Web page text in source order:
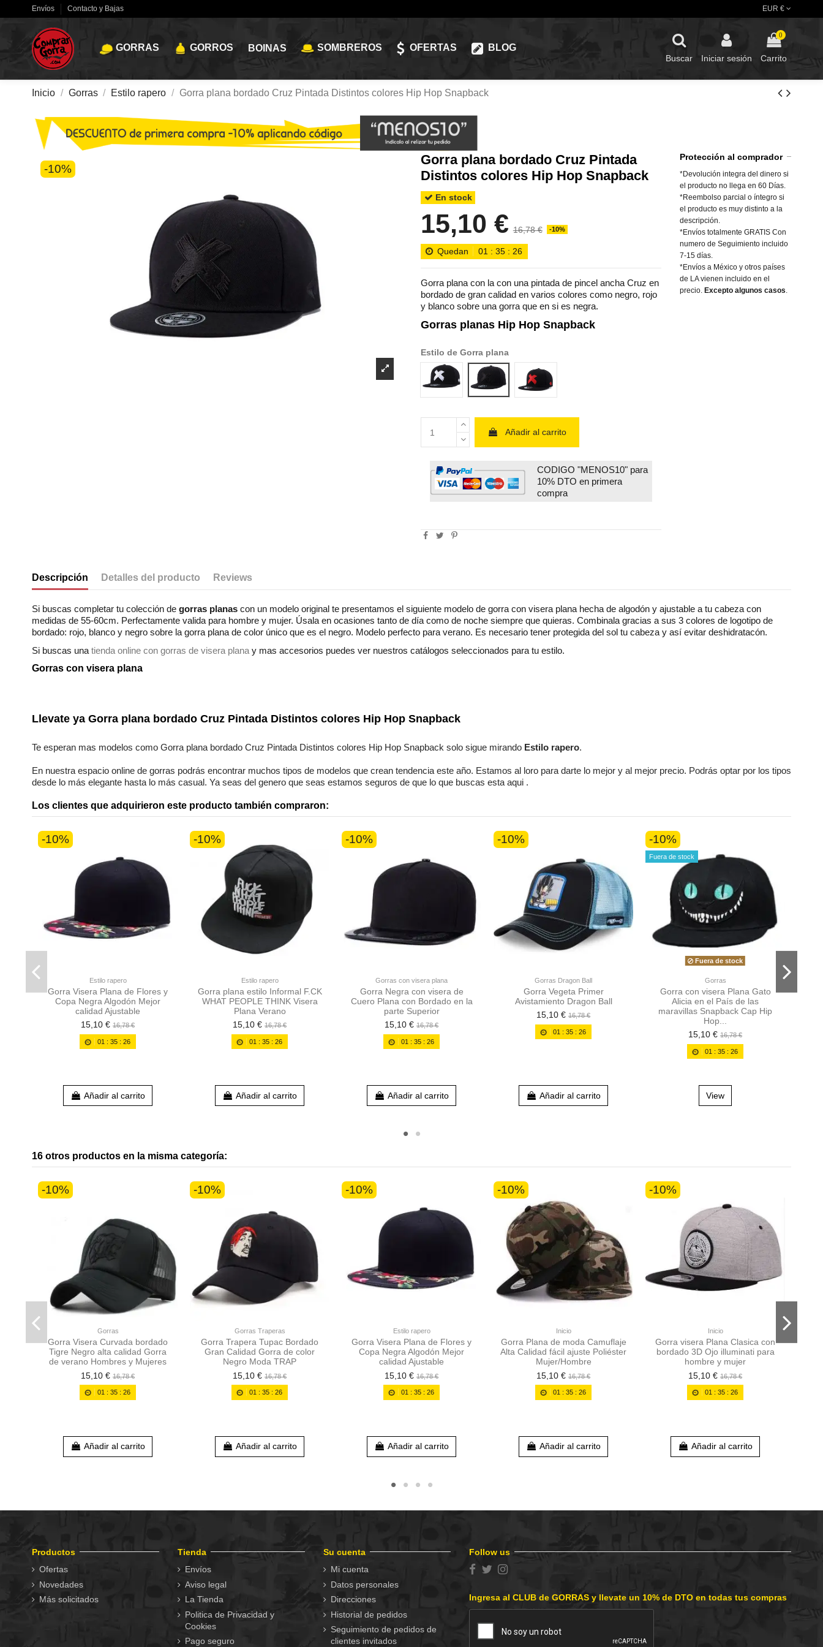
Envíos Contacto y Bajas EUR €
GORRAS GORROS BOINAS SOMBREROS OFERTAS BLOG
Buscar Iniciar sesión
0
Carrito
Inicio Gorras Estilo rapero Gorra plana bordado Cruz Pintada Distintos colores Hip Hop Snapback
-10%
Gorra plana bordado Cruz Pintada
Distintos colores Hip Hop Snapback
En stock
15,10 € 16,78 € -10%
Quedan 01 :35 : 24
Gorra plana con la con una pintada de pincel ancha Cruz en
bordado de gran calidad en varios colores como negro, rojo
y blanco sobre una gorra que en si es negra.
Gorras planas Hip Hop Snapback
Estilo de Gorra plana
negra logo blanco 4negra logo negro 4negra logo rojo
Añadir al carrito
CODIGO "MENOS10" para
10% DTO en primera
compra
Protección al comprador
*Devolución integra del dinero si
el producto no llega en 60 Días.
*Reembolso parcial o íntegro si
el producto es muy distinto a la
descripción.
*Envíos totalmente GRATIS Con
numero de Seguimiento incluido
7-15 días.
*Envíos a México y otros países
de LA vienen incluido en el
precio.Excepto algunos casos
Descripción Detalles del producto Reviews
Si buscas completar tu colección de gorras planas con un modelo original te presentamos el siguiente modelo de gorra con visera plana hecha de algodón y ajustable a tu cabeza con
medidas de 55-60cm. Perfectamente valida para hombre y mujer. Úsala en ocasiones tanto de día como de noche siempre que quieras. Combinala gracias a sus 3 colores de logotipo de
bordado: rojo, blanco y negro sobre la gorra plana de color único que es el negro. Modelo perfecto para verano. Es necesario tener protegida del sol tu cabeza y así evitar deshidratacón.
Si buscas una tienda online con gorras de visera plana y mas accesorios puedes ver nuestros catálogos seleccionados para tu estilo.
Gorras con visera plana
Estilos Informal
Llevate ya Gorra plana bordado Cruz Pintada Distintos colores Hip Hop Snapback
Te esperan mas modelos como Gorra plana bordado Cruz Pintada Distintos colores Hip Hop Snapback solo sigue mirando Estilo rapero.
En nuestra espacio online de gorras podrás encontrar muchos tipos de modelos que crean tendencia este año. Estamos al loro para darte lo mejor y al mejor precio. Podrás optar por los tipos
desde lo más elegante hasta lo más casual. Ya seas del genero que seas estamos seguros de que lo que buscas esta aqui .
Los clientes que adquirieron este producto también compraron:
-10%
Estilo rapero
Gorra Visera Plana de Flores y
Copa Negra Algodón Mejor
calidad Ajustable
15,10 € 16,78 €
01 :35 :25
Añadir al carrito
-10%
Estilo rapero
Gorra plana estilo Informal F.CK
WHAT PEOPLE THINK Visera
Plana Verano
15,10 € 16,78 €
01 :35 :25
Añadir al carrito
-10%
Gorras con visera plana
Gorra Negra con visera de
Cuero Plana con Bordado en la
parte Superior
15,10 € 16,78 €
01 :35 :25
Añadir al carrito
-10%
Gorras Dragon Ball
Gorra Vegeta Primer
Avistamiento Dragon Ball
15,10 € 16,78 €
01 :35 :25
Añadir al carrito
-10%
Fuera de stock
Fuera de stock
Gorras
Gorra con visera Plana Gato
Alicia en el País de las
maravillas Snapback Cap Hip
Hop...
15,10 € 16,78 €
01 :35 :25
View
16 otros productos en la misma categoría:
-10%
Gorras
Gorra Visera Curvada bordado
Tigre Negro alta calidad Gorra
de verano Hombres y Mujeres
15,10 € 16,78 €
01 :35 :25
Añadir al carrito
-10%
Gorras Traperas
Gorra Trapera Tupac Bordado
Gran Calidad Gorra de color
Negro Moda TRAP
15,10 € 16,78 €
01 :35 :25
Añadir al carrito
-10%
Estilo rapero
Gorra Visera Plana de Flores y
Copa Negra Algodón Mejor
calidad Ajustable
15,10 € 16,78 €
01 :35 :25
Añadir al carrito
-10%
Inicio
Gorra Plana de moda Camuflaje
Alta Calidad fácil ajuste Poliéster
Mujer/Hombre
15,10 € 16,78 €
01 :35 :25
Añadir al carrito
-10%
Inicio
Gorra visera Plana Clasica con
bordado 3D Ojo illuminati para
hombre y mujer
15,10 € 16,78 €
01 :35 :25
Añadir al carrito
Productos
Ofertas
Novedades
Más solicitados
Tienda
Envíos
Aviso legal
La Tienda
Politica de Privacidad y
Cookies
Pago seguro
Su cuenta
Mi cuenta
Datos personales
Direcciones
Historial de pedidos
Seguimiento de pedidos de
clientes invitados
Follow us
Ingresa al CLUB de GORRAS y llevate un 10% de DTO en todas tus compras